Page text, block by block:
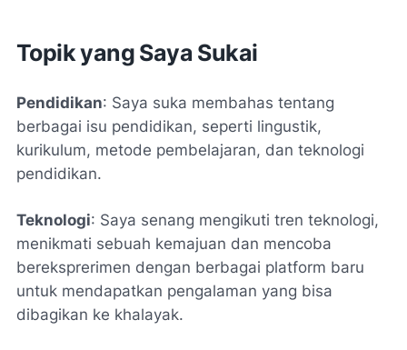
Topik yang Saya Sukai
Pendidikan: Saya suka membahas tentang
berbagai isu pendidikan, seperti lingustik,
kurikulum, metode pembelajaran, dan teknologi
pendidikan.
Teknologi: Saya senang mengikuti tren teknologi,
menikmati sebuah kemajuan dan mencoba
bereksprerimen dengan berbagai platform baru
untuk mendapatkan pengalaman yang bisa
dibagikan ke khalayak.